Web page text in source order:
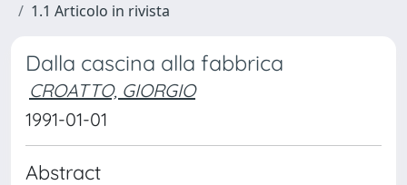
1.1 Articolo in rivista
Dalla cascina alla fabbrica
CROATTO, GIORGIO
1991-01-01
Abstract